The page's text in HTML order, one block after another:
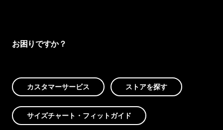
お困りですか？
カスタマーサービス ストアを探す
サイズチャート・フィットガイド